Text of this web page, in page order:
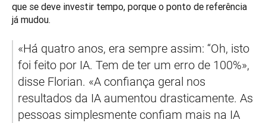
que se deve investir tempo, porque o ponto de referência
já mudou.
«Há quatro anos, era sempre assim: “Oh, isto
foi feito por IA. Tem de ter um erro de 100%»,
disse Florian. «A confiança geral nos
resultados da IA aumentou drasticamente. As
pessoas simplesmente confiam mais na IA